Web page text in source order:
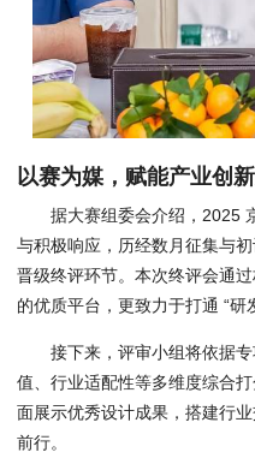
以赛为媒，赋能产业创
据大赛组委会介绍，2025
与积极响应，历经数月征集与
晋级终评环节。本次终评会通
的优质平台，更致力于打通 “
接下来，评审小组将依据
值、行业适配性等多维度综合
面展示优秀设计成果，搭建行
前行。